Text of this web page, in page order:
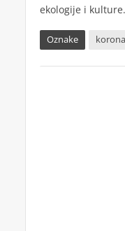
ekologije i kulture.
Oznake